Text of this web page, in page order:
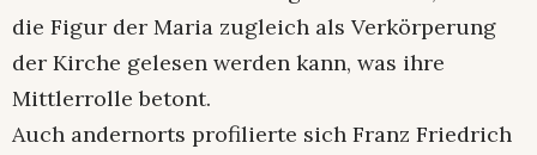
die Figur der Maria zugleich als Verkörperung
der Kirche gelesen werden kann, was ihre
Mittlerrolle betont.
Auch andernorts profilierte sich Franz Friedrich